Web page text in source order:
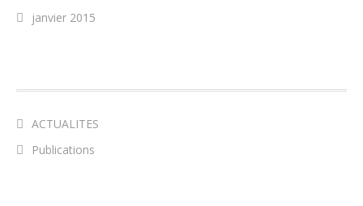
janvier 2015
ACTUALITES
Publications